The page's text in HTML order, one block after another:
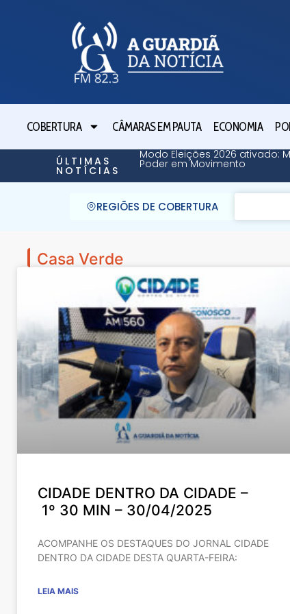
COBERTURA CÂMARAS EM PAUTA ECONOMIA
ÚLTIMAS
NOTÍCIAS
Modo Eleições 2026 ativado:
Poder em Movimento
REGIÕES DE COBERTURA
Casa Verde
CIDADE DENTRO DA CIDADE –
1º 30 MIN – 30/04/2025
ACOMPANHE OS DESTAQUES DO JORNAL CIDADE
DENTRO DA CIDADE DESTA QUARTA-FEIRA:
LEIA MAIS